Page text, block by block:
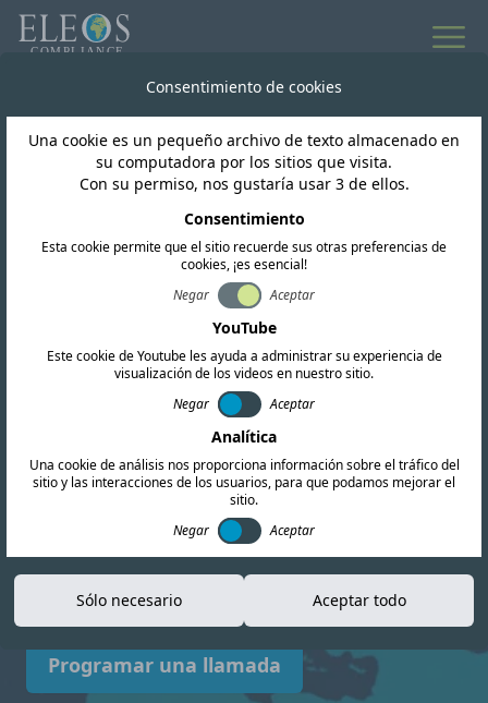
Jamaica
Ofrecemos servicios completos de
certificación de RF, EMC y seguridad. Nuestro
equipo también realiza investigaciones
regulatorias exhaustivas y proporciona
información actualizada para ayudarle a
navegar el panorama del cumplimiento
normativo. Jamaica con confianza.
Programar una llamada
Consentimiento de cookies
Una cookie es un pequeño archivo de texto almacenado en
su computadora por los sitios que visita.
Con su permiso, nos gustaría usar 3 de ellos.
Consentimiento
Esta cookie permite que el sitio recuerde sus otras preferencias de
cookies, ¡es esencial!
Negar
Aceptar
YouTube
Este cookie de Youtube les ayuda a administrar su experiencia de
visualización de los videos en nuestro sitio.
Negar
Aceptar
Analítica
Una cookie de análisis nos proporciona información sobre el tráfico del
sitio y las interacciones de los usuarios, para que podamos mejorar el
sitio.
Negar
Aceptar
Sólo necesario Aceptar todo